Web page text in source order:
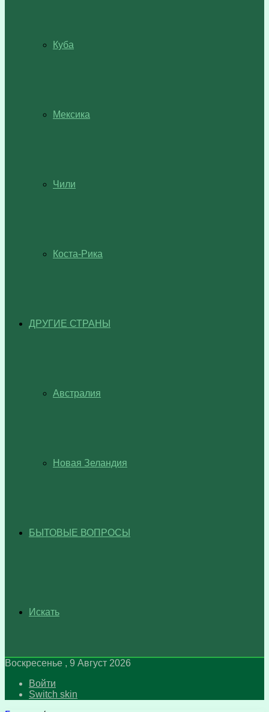
Куба
Мексика
Чили
Коста-Рика
ДРУГИЕ СТРАНЫ
Австралия
Новая Зеландия
БЫТОВЫЕ ВОПРОСЫ
Искать
Воскресенье , 9 Август 2026
Войти
Switch skin